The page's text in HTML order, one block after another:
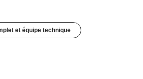
et équipe technique